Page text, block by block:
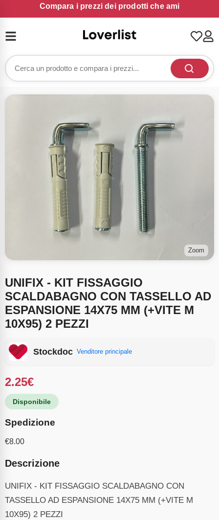
Compara i prezzi dei prodotti che ami
Zoom
UNIFIX - KIT FISSAGGIO
SCALDABAGNO CON TASSELLO AD
ESPANSIONE 14X75 MM (+VITE M
10X95) 2 PEZZI
Stockdoc Venditore principale
2.25€
Disponibile
Spedizione
€8.00
Descrizione
UNIFIX - KIT FISSAGGIO SCALDABAGNO CON
TASSELLO AD ESPANSIONE 14X75 MM (+VITE M
10X95) 2 PEZZI